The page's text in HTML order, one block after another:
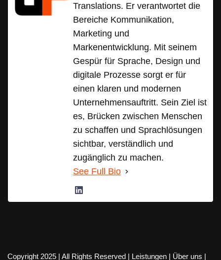
Translations. Er verantwortet die
Bereiche Kommunikation,
Marketing und
Markenentwicklung. Mit seinem
Gespür für Sprache, Design und
digitale Prozesse sorgt er für
einen klaren und modernen
Unternehmensauftritt. Sein Ziel ist
es, Brücken zwischen Menschen
zu schaffen und Sprachlösungen
sichtbar, verständlich und
zugänglich zu machen.
See Full Bio
Copyright 2025 | All Rights Reserved | Leistungen | Über uns |